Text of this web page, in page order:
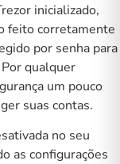
inicializado,
feito corretamente
por senha para
qualquer
um pouco
suas contas.
no seu
as configurações